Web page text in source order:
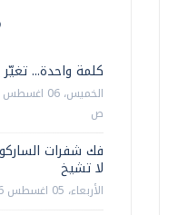
كلمة واحدة... تغيّر
ص
فك شفرات
لا تشيخ
الأربعاء، 05 اغسطس 2026 12:00 م